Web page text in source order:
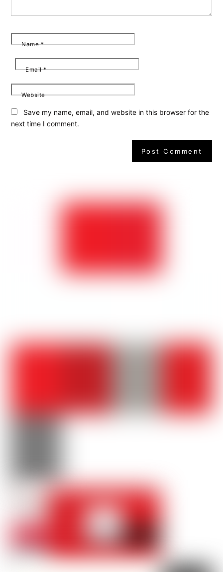
Name*
Email*
Website
Save my name, email, and website in this browser for the
next time I comment.